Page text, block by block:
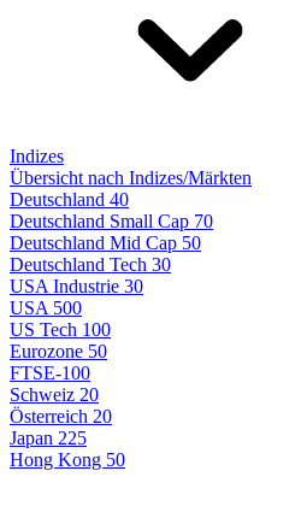
Indizes
Übersicht nach Indizes/Märkten
Deutschland 40
Deutschland Small Cap 70
Deutschland Mid Cap 50
Deutschland Tech 30
USA Industrie 30
USA 500
US Tech 100
Eurozone 50
FTSE-100
Schweiz 20
Österreich 20
Japan 225
Hong Kong 50